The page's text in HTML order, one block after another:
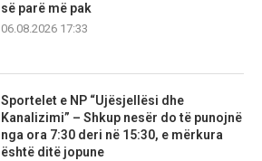
së parë më pak
06.08.2026 17:33
Sportelet e NP “Ujësjellësi dhe
Kanalizimi” – Shkup nesër do të punojnë
nga ora 7:30 deri në 15:30, e mërkura
është ditë jopune